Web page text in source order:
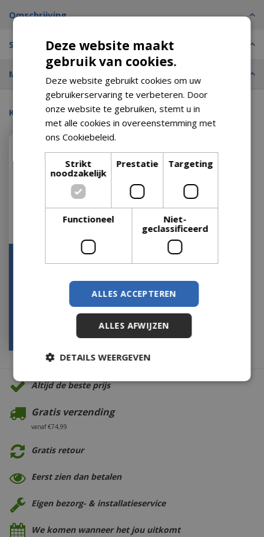
Omschrijving
Specificaties
Merk
Kijk ook eens naar:
LED rendier wicker
Altijd de beste prijs
Gratis verzending
vanaf €74,99
Gratis retour
Eerst zien dan betalen
Eigen bezorg- & installatieservice
We komen wanneer het jou uitkomt
Deze website maakt
gebruik van cookies.
Deze website gebruikt cookies om uw
gebruikerservaring te verbeteren. Door
onze website te gebruiken, stemt u in
met alle cookies in overeenstemming met
ons Cookiebeleid.
Strikt
noodzakelijk
Prestatie Targeting
Functioneel
Niet-
geclassificeerd
ALLES ACCEPTEREN
ALLES AFWIJZEN
DETAILS WEERGEVEN